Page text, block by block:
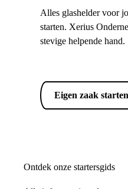
Alles glashelder voor
starten. Xerius
stevige helpende hand.
Eigen zaak starten
Ontdek onze startersgids